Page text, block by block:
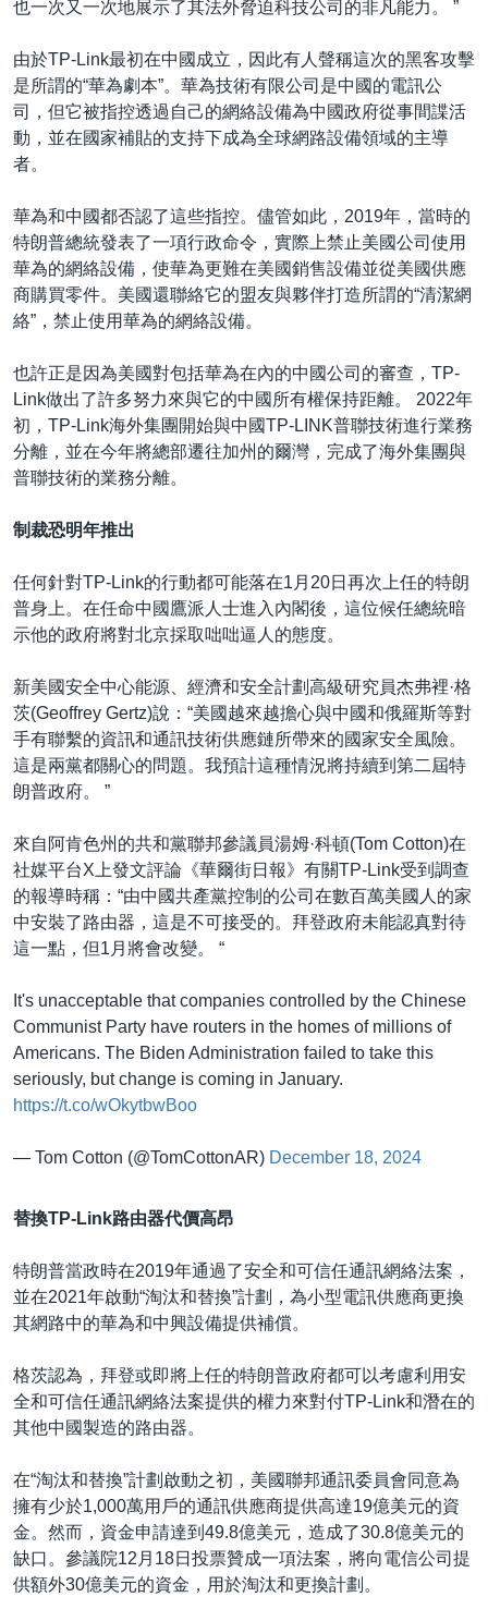
也一次又一次地展示了其法外脅迫科技公司的非凡能力。 ”
由於TP-Link最初在中國成立，因此有人聲稱這次的黑客攻擊
是所謂的“華為劇本”。華為技術有限公司是中國的電訊公
司，但它被指控透過自己的網絡設備為中國政府從事間諜活
動，並在國家補貼的支持下成為全球網路設備領域的主導
者。
華為和中國都否認了這些指控。儘管如此，2019年，當時的
特朗普總統發表了一項行政命令，實際上禁止美國公司使用
華為的網絡設備，使華為更難在美國銷售設備並從美國供應
商購買零件。美國還聯絡它的盟友與夥伴打造所謂的“清潔網
絡”，禁止使用華為的網絡設備。
也許正是因為美國對包括華為在內的中國公司的審查，TP-
Link做出了許多努力來與它的中國所有權保持距離。 2022年
初，TP-Link海外集團開始與中國TP-LINK普聯技術進行業務
分離，並在今年將總部遷往加州的爾灣，完成了海外集團與
普聯技術的業務分離。
制裁恐明年推出
任何針對TP-Link的行動都可能落在1月20日再次上任的特朗
普身上。在任命中國鷹派人士進入內閣後，這位候任總統暗
示他的政府將對北京採取咄咄逼人的態度。
新美國安全中心能源、經濟和安全計劃高級研究員杰弗裡·格
茨(Geoffrey Gertz)說：“美國越來越擔心與中國和俄羅斯等對
手有聯繫的資訊和通訊技術供應鏈所帶來的國家安全風險。
這是兩黨都關心的問題。我預計這種情況將持續到第二屆特
朗普政府。 ”
來自阿肯色州的共和黨聯邦參議員湯姆·科頓(Tom Cotton)在
社媒平台X上發文評論《華爾街日報》有關TP-Link受到調查
的報導時稱：“由中國共產黨控制的公司在數百萬美國人的家
中安裝了路由器，這是不可接受的。拜登政府未能認真對待
這一點，但1月將會改變。 “
It's unacceptable that companies controlled by the Chinese
Communist Party have routers in the homes of millions of
Americans. The Biden Administration failed to take this
seriously, but change is coming in January.
https://t.co/wOkytbwBoo
— Tom Cotton (@TomCottonAR) December 18, 2024
替換TP-Link路由器代價高昂
特朗普當政時在2019年通過了安全和可信任通訊網絡法案，
並在2021年啟動“淘汰和替換”計劃，為小型電訊供應商更換
其網路中的華為和中興設備提供補償。
格茨認為，拜登或即將上任的特朗普政府都可以考慮利用安
全和可信任通訊網絡法案提供的權力來對付TP-Link和潛在的
其他中國製造的路由器。
在“淘汰和替換”計劃啟動之初，美國聯邦通訊委員會同意為
擁有少於1,000萬用戶的通訊供應商提供高達19億美元的資
金。然而，資金申請達到49.8億美元，造成了30.8億美元的
缺口。參議院12月18日投票贊成一項法案，將向電信公司提
供額外30億美元的資金，用於淘汰和更換計劃。